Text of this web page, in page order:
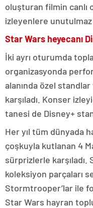
oluşturan filmin
izleyenlere
Star Wars heyecanı
İki ayrı oturumda
organizasyonda
alanında özel
karşıladı. Konser
tanesi de Disney+
Her yıl tüm dünyada
çoşkuyla kutlanan 4
sürprizlerle
koleksiyon parçaları
Stormtrooper’lar ile
Star Wars hayran